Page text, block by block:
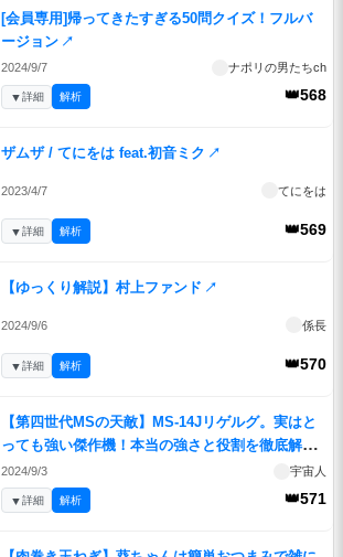
[会員専用]帰ってきたすぎる50問クイズ！フルバ
ージョン ↗
2024/9/7 ナポリの男たちch
👑568
▼詳細 解析
ザムザ / てにをは feat.初音ミク ↗
2023/4/7 てにをは
👑569
▼詳細 解析
【ゆっくり解説】村上ファンド ↗
2024/9/6 係長
👑570
▼詳細 解析
【第四世代MSの天敵】MS-14Jリゲルグ。実はと
っても強い傑作機！本当の強さと役割を徹底解説
【ガンダムZZ】
2024/9/3 宇宙人
👑571
▼詳細 解析